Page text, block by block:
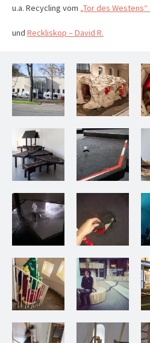
u.a. Recycling vom „Tor des Westens“
und Reckliskop – David R.